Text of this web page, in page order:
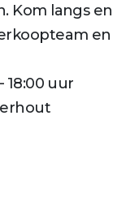
Kom langs en
en
18:00 uur